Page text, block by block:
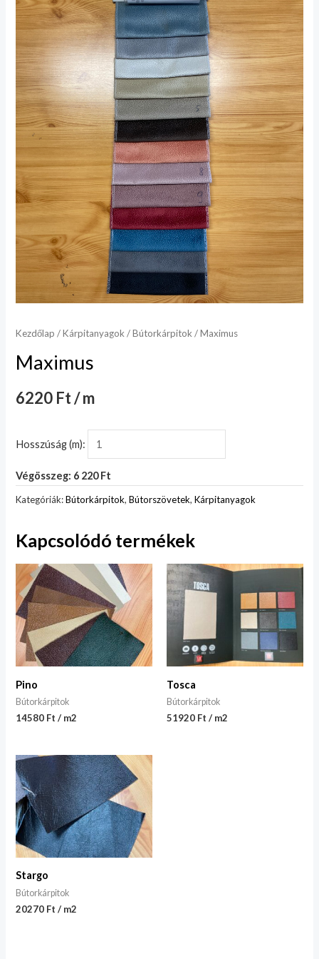
Kezdőlap /Kárpitanyagok /Bútorkárpitok / Maximus
Maximus
6220 Ft / m
Hosszúság (m):
Végösszeg: 6 220 Ft
Kategóriák:Bútorkárpitok,Bútorszövetek,Kárpitanyagok
Kapcsolódó termékek
Pino
Bútorkárpitok
14580 Ft / m2
Tosca
Bútorkárpitok
51920 Ft / m2
Stargo
Bútorkárpitok
20270 Ft / m2